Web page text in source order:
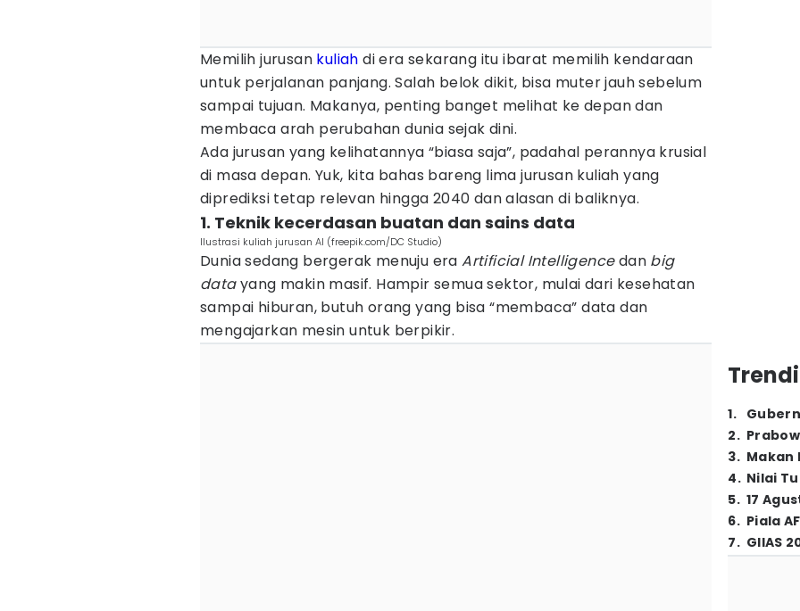
Memilih jurusan kuliah di era sekarang itu ibarat memilih kendaraan
untuk perjalanan panjang. Salah belok dikit, bisa muter jauh sebelum
sampai tujuan. Makanya, penting banget melihat ke depan dan
membaca arah perubahan dunia sejak dini.
Ada jurusan yang kelihatannya “biasa saja”, padahal perannya krusial
di masa depan. Yuk, kita bahas bareng lima jurusan kuliah yang
diprediksi tetap relevan hingga 2040 dan alasan di baliknya.
1. Teknik kecerdasan buatan dan sains data
Ilustrasi kuliah jurusan AI (freepik.com/DC Studio)
Dunia sedang bergerak menuju eraArtificial Intelligencedan big
datayang makin masif. Hampir semua sektor, mulai dari kesehatan
sampai hiburan, butuh orang yang bisa “membaca” data dan
mengajarkan mesin untuk berpikir.
1.
2.
3. Makan
4. Nilai
5. 17
6. Piala
7. GIIAS